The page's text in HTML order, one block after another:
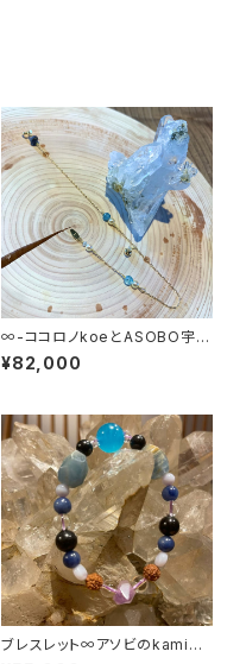
∞-ココロノkoeとASOBO宇-
∞
¥82,000
ブレスレット∞アソビのkamiga